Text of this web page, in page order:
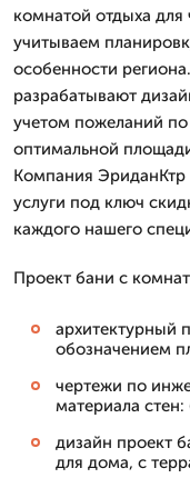
комнатой отдыха для
учитываем
особенности
разрабатывают
учетом пожеланий по
оптимальной
Компания ЭриданКтр
услуги под ключ
каждого нашего
Проект бани с
архитектурный
обозначением
чертежи по
материала
дизайн проект
для дома, с